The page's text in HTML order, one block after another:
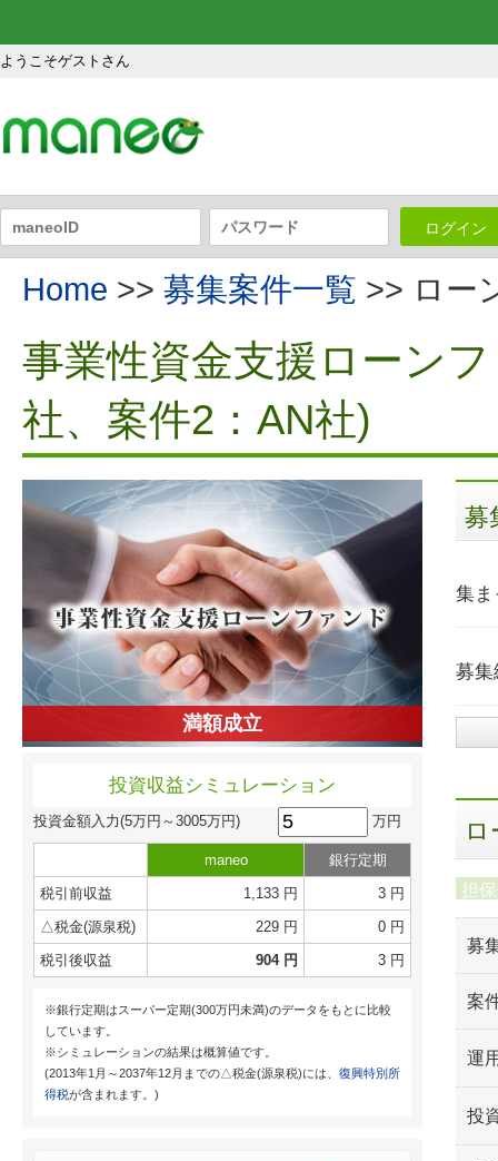
ようこそゲストさん
ログイン
Home >> 募集案件一覧 >> ロー
事業性資金支援ローン
社、案件2：AN社)
満額成立
投資収益シミュレーション
投資金額入力(5万円～3005万円) 万円
maneo
銀行定期
税引前収益
1,133 円
3 円
△税金(源泉税)
229 円
0 円
税引後収益
904 円 3 円
※銀行定期はスーパー定期(300万円未満)のデータをもとに比較
しています。
※シミュレーションの結果は概算値です。
(2013年1月～2037年12月までの△税金(源泉税)には、 復興特別所
得税が含まれます。)
募
集ま
募集
担
募
案
運
投